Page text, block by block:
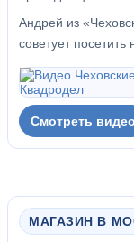
Андрей из
советует
Смотреть видео
МАГАЗИН В